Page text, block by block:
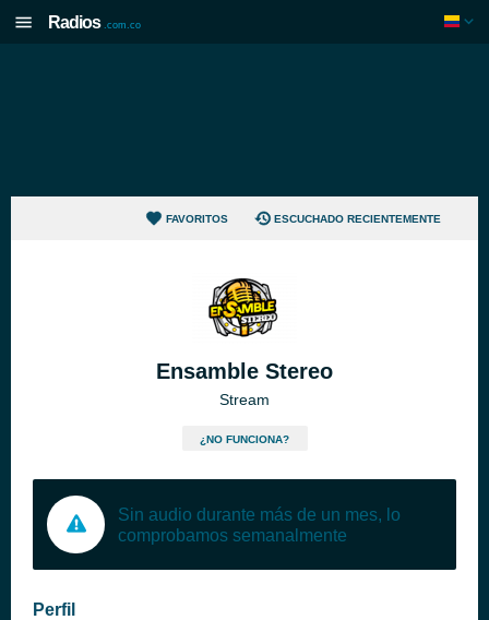
Radios .com.co
FAVORITOS ESCUCHADO RECIENTEMENTE
Ensamble Stereo
Stream
¿NO FUNCIONA?
Sin audio durante más de un mes, lo
comprobamos semanalmente
Perfil